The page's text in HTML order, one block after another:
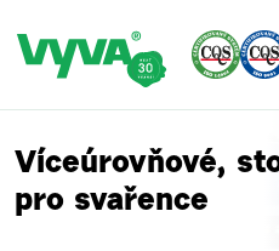
Víceúrovňové,
pro svařence